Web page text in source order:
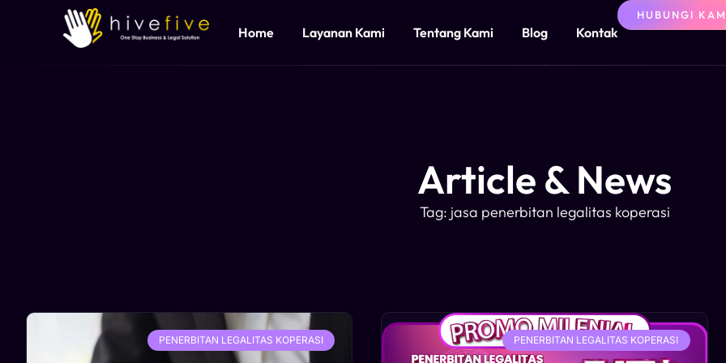
Home Layanan Kami Tentang Kami Blog Kontak
HUBUNGI
Article & News
Tag: jasa penerbitan legalitas koperasi
PENERBITAN LEGALITAS KOPERASI PENERBITAN LEGALITAS KOPERASI